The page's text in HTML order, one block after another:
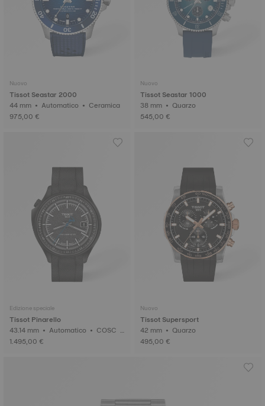
Nuovo
Tissot Seastar 2000
44 mm • Automatico • Ceramica
975,00 €
Nuovo
Tissot Seastar 1000
38 mm • Quarzo
545,00 €
Edizione speciale
Tissot Pinarello
43.14 mm • Automatico • COSC •
Carbonio forgiato
1.495,00 €
Nuovo
Tissot Supersport
42 mm • Quarzo
495,00 €